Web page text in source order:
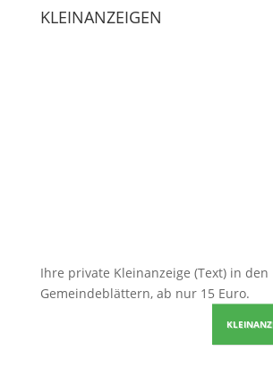
KLEINANZEIGEN
Ihre private Kleinanzeige (Text) in den
Gemeindeblättern, ab nur 15 Euro.